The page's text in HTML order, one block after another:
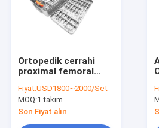
Ortopedik cerrahi
proximal femoral
enstrüman seti bıçak
vidaları ile
Fiyat:USD1800~2000/Set
MOQ:1 takım
Son Fiyat alın